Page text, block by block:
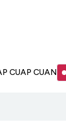
CUAP CUAN